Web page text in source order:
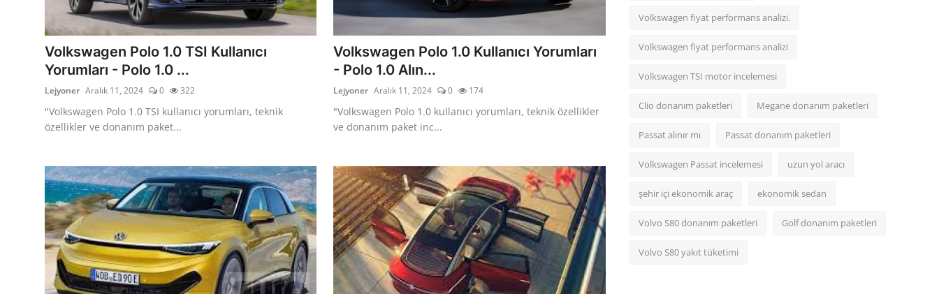
Volkswagen Polo 1.0 TSI Kullanıcı
Yorumları - Polo 1.0 ...
Lejyoner Aralık 11, 2024 0 322
"Volkswagen Polo 1.0 TSI kullanıcı yorumları, teknik
özellikler ve donanım paket...
Volkswagen Polo 1.0 Kullanıcı Yorumları
- Polo 1.0 Alın...
Lejyoner Aralık 11, 2024 0 174
"Volkswagen Polo 1.0 kullanıcı yorumları, teknik özellikler
ve donanım paket inc...
Volkswagen fiyat performans analizi.
Volkswagen fiyat performans analizi
Volkswagen TSI motor incelemesi
Clio donanım paketleri Megane donanım paketleri
Passat alınır mı Passat donanım paketleri
Volkswagen Passat incelemesi uzun yol aracı
şehir içi ekonomik araç ekonomik sedan
Volvo S80 donanım paketleri Golf donanım paketleri
Volvo S80 yakıt tüketimi